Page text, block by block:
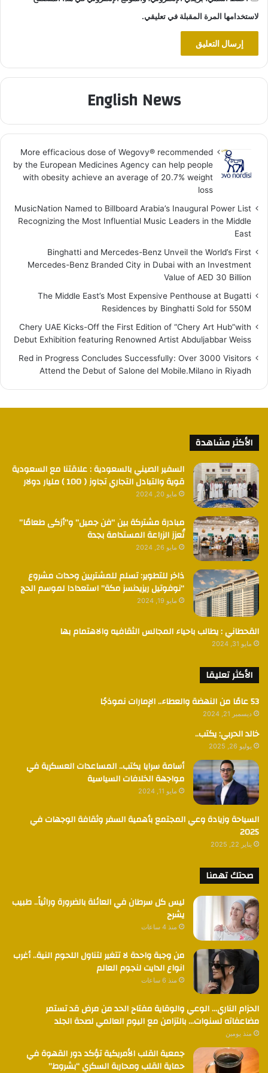
لاستخدامها المرة المقبلة في تعليقي.
English News
More efficacious dose of Wegovy®️ recommended
by the European Medicines Agency can help people
with obesity achieve an average of 20.7% weight
loss
MusicNation Named to Billboard Arabia’s Inaugural Power List
Recognizing the Most Influential Music Leaders in the Middle
East
Binghatti and Mercedes-Benz Unveil the World’s First
Mercedes-Benz Branded City in Dubai with an Investment
Value of AED 30 Billion
The Middle East’s Most Expensive Penthouse at Bugatti
Residences by Binghatti Sold for 550M
Chery UAE Kicks-Off the First Edition of “Chery Art Hub”with
Debut Exhibition featuring Renowned Artist Abduljabbar Weiss
Red in Progress Concludes Successfully: Over 3000 Visitors
Attend the Debut of Salone del Mobile.Milano in Riyadh
الأكثر مشاهدة
السفير الصيني بالسعودية : علاقتنا مع السعودية
قوية والتبادل التجاري تجاوز ( 100 ) مليار دولار
مايو 20, 2024
مبادرة مشتركة بين “فن جميل” و”أزكى طعامًا”
تُعزز الزراعة المستدامة بجدة
مايو 26, 2024
ذاخر للتطوير: تسلم للمشتريين وحدات مشروع
“نوفوتيل ريزيدنسز مكة” استعدادا لموسم الحج
مايو 19, 2024
القحطاني : يطالب باحياء المجالس الثقافيه والاهتمام بها
مايو 31, 2024
الأكثر تعليقا
53 عامًا من النهضة والعطاء.. الإمارات نموذجًا
ديسمبر 21, 2024
خالد الحربي: يكتب..
يوليو 26, 2025
أسامة سرايا يكتب.. المساعدات العسكرية في
مواجهة الخلافات السياسية
مايو 11, 2024
السياحة وزيادة وعي المجتمع بأهمية السفر وثقافة الوجهات في
2025
يناير 22, 2025
صحتك تهمنا
ليس كل سرطان في العائلة بالضرورة وراثياً.. طبيب
يشرح
منذ 4 ساعات
من وجبة واحدة لا تتغير لتناول اللحوم النية.. أغرب
انواع الدايت لنجوم العالم
منذ 6 ساعات
الحزام الناري… الوعي والوقاية مفتاح الحد من مرض قد تستمر
مضاعفاته لسنوات… بالتزامن مع اليوم العالمي لصحة الجلد
منذ يومين
جمعية القلب الأمريكية تؤكد دور القهوة في
حماية القلب ومحاربة السكري “بشروط”